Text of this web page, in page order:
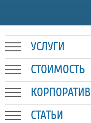
УСЛУГИ
СТОИМОСТЬ
СТАТЬИ